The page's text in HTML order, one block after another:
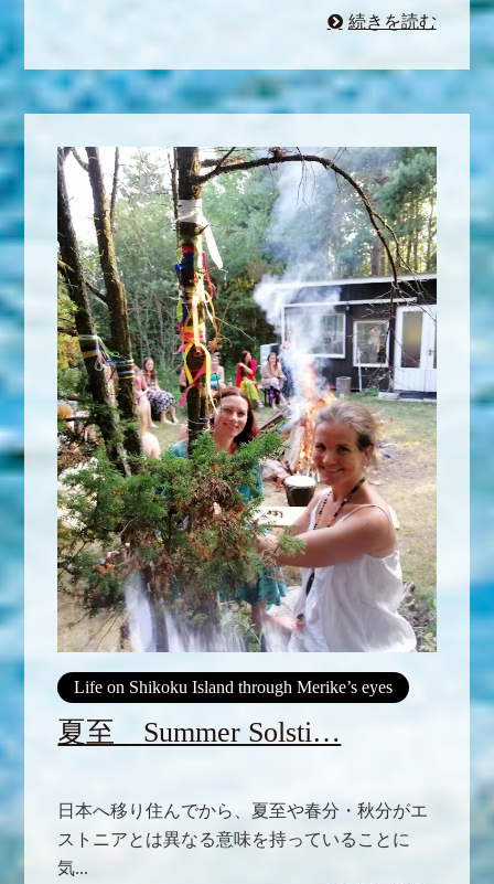
続きを読む
Life on Shikoku Island through Merike’s eyes
夏至 Summer Solsti…
日本へ移り住んでから、夏至や春分・秋分がエ
ストニアとは異なる意味を持っていることに
気...